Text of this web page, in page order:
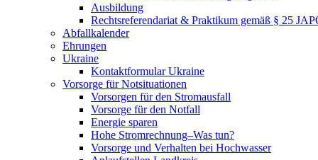
Ausbildung
Rechtsreferendariat & Praktikum gemäß § 25
Abfallkalender
Ehrungen
Ukraine
Kontaktformular Ukraine
Vorsorge für Notsituationen
Vorsorgen für den Stromausfall
Vorsorge für den Notfall
Energie sparen
Hohe Stromrechnung–Was tun?
Vorsorge und Verhalten bei Hochwasser